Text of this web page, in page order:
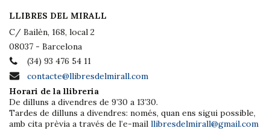
LLIBRES DEL MIRALL
C/ Bailèn, 168, local 2
08037 - Barcelona
(34) 93 476 54 11
contacte@llibresdelmirall.com
Horari de la llibreria
De dilluns a divendres de 9’30 a 13’30.
Tardes de dilluns a divendres: només, quan ens sigui possible,
amb cita prèvia a través de l’e-mail llibresdelmirall@gmail.com